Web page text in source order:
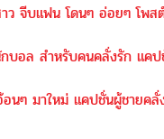
จีบแฟน โดนๆ อ่อยๆ โพส
บอล สำหรับคนคลั่งรัก แค
นๆ มาใหม่ แคปชั่นผู้ชายคลั่